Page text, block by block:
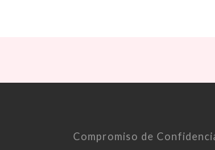
Compromiso de